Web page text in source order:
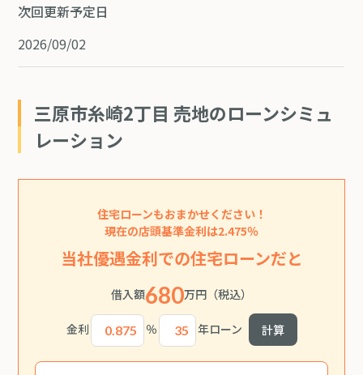
次回更新予定日
2026/09/02
三原市糸崎2丁目 売地のローンシミュ
レーション
住宅ローンもおまかせください！
現在の店頭基準金利は2.475％
当社優遇金利での住宅ローンだと
借入額680万円 （税込）
金利 ％ 年ローン 計算